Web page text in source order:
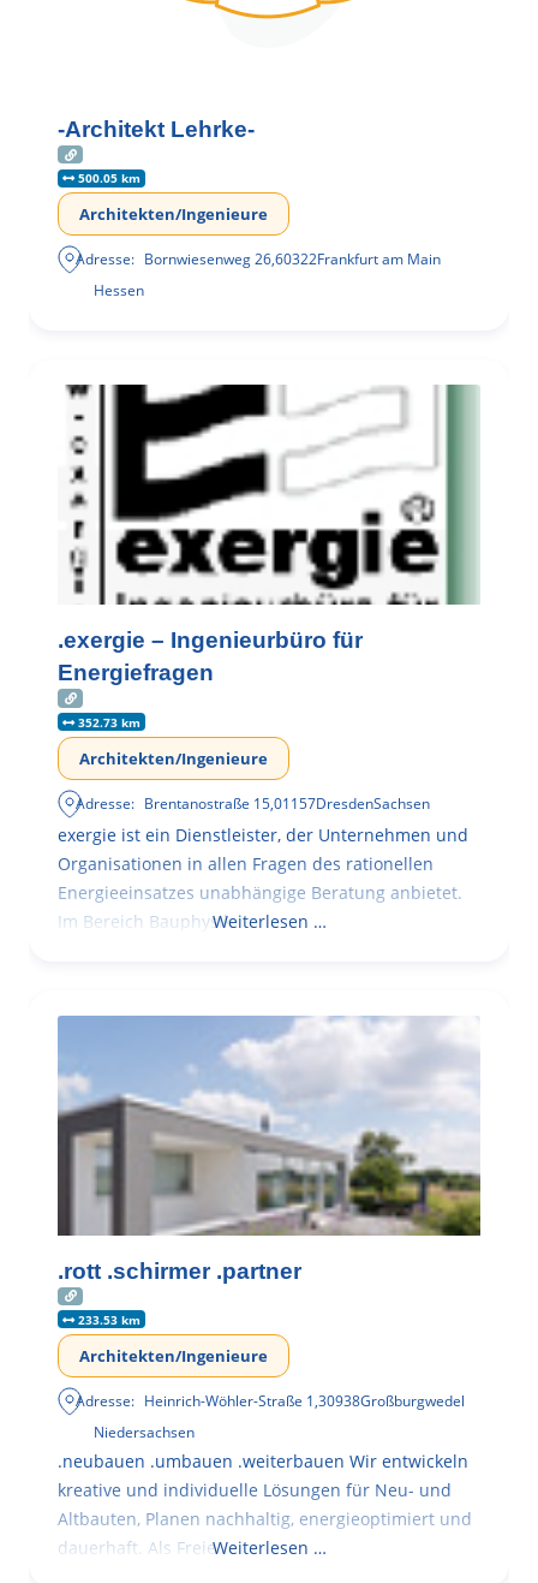
-Architekt Lehrke-
500.05 km
Architekten/Ingenieure
Adresse: Bornwiesenweg 26,60322Frankfurt am Main
Hessen
.exergie – Ingenieurbüro für
Energiefragen
352.73 km
Architekten/Ingenieure
Adresse: Brentanostraße 15,01157DresdenSachsen
exergie ist ein Dienstleister, der Unternehmen und
Organisationen in allen Fragen des rationellen
Energieeinsatzes unabhängige Beratung anbietet.
Im Bereich BauphysikWeiterlesen …
.rott .schirmer .partner
233.53 km
Architekten/Ingenieure
Adresse: Heinrich-Wöhler-Straße 1,30938Großburgwedel
Niedersachsen
.neubauen .umbauen .weiterbauen Wir entwickeln
kreative und individuelle Lösungen für Neu- und
Altbauten, Planen nachhaltig, energieoptimiert und
dauerhaft. Als FreieWeiterlesen …